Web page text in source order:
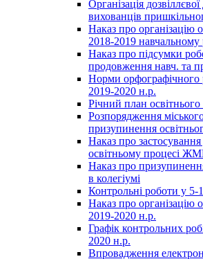
Організація дозвіллєвої
вихованців
Наказ про організацію
2018-2019 навчальному
Наказ про підсумки
продовження навч. та
Норми орфографічного
2019-2020 н.р.
Річний план
Розпорядження
призупинення
Наказ про
освітньому процесі
Наказ про
в колегіумі
Контрольні роботи у 5-
Наказ про організацію
2019-2020 н.р.
Графік контрольних
2020 н.р.
Впровадження